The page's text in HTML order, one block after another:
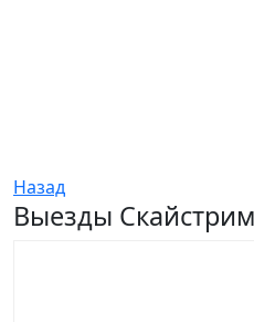
Назад
Выезды Скайстрим